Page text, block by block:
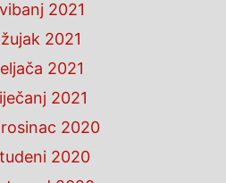
2021
2021
2021
2021
2020
2020